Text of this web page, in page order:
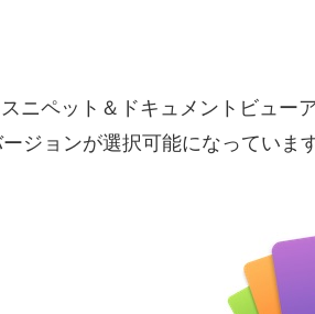
ニペット＆ドキュメントビュー
ジョンが選択可能になっていま